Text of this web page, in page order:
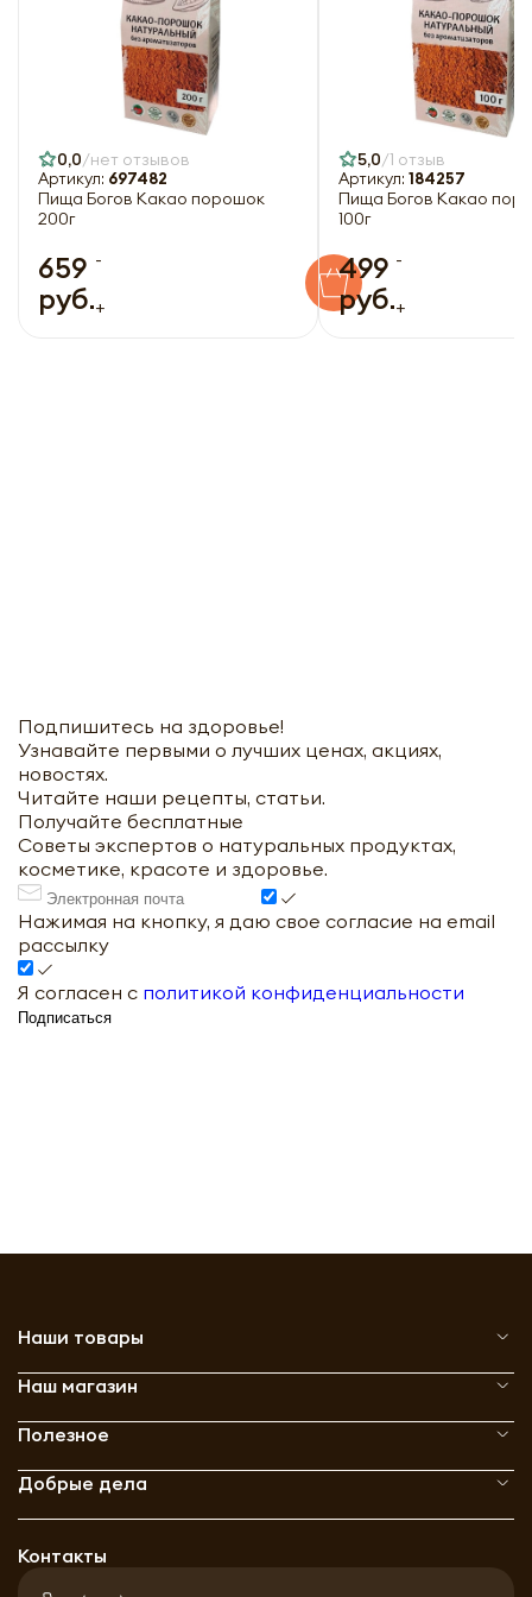
0,0 нет отзывов
Артикул: 697482
Пища Богов Какао порошок
200г
659
руб.
-
+
5,0 1 отзыв
Артикул: 184257
Пища Богов Какао
100г
499
руб.
-
+
Подпишитесь на здоровье!
Узнавайте первыми о лучших ценах, акциях,
новостях.
Читайте наши рецепты, статьи.
Получайте бесплатные
Советы экспертов о натуральных продуктах,
косметике, красоте и здоровье.
Нажимая на кнопку, я даю свое согласие на email
рассылку
Я согласен с политикой конфиденциальности
Подписаться
Отправить
Оформить
Наши товары
Наш магазин
Полезное
Добрые дела
Контакты